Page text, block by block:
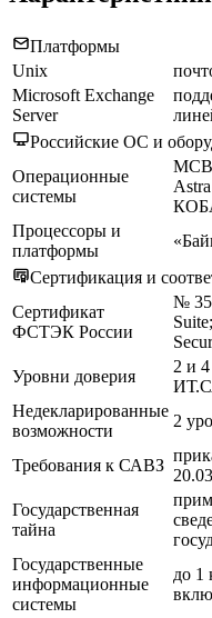
Платформы
Unix
Microsoft Exchange
Server
Российские ОС и
Операционные
системы
Процессоры и
платформы
Сертификация и
Сертификат
ФСТЭК России
№
Уровни доверия
2 и
Недекларированные
возможности
2
Требования к САВЗ
Государственная
тайна
Государственные
информационные
системы
до 1